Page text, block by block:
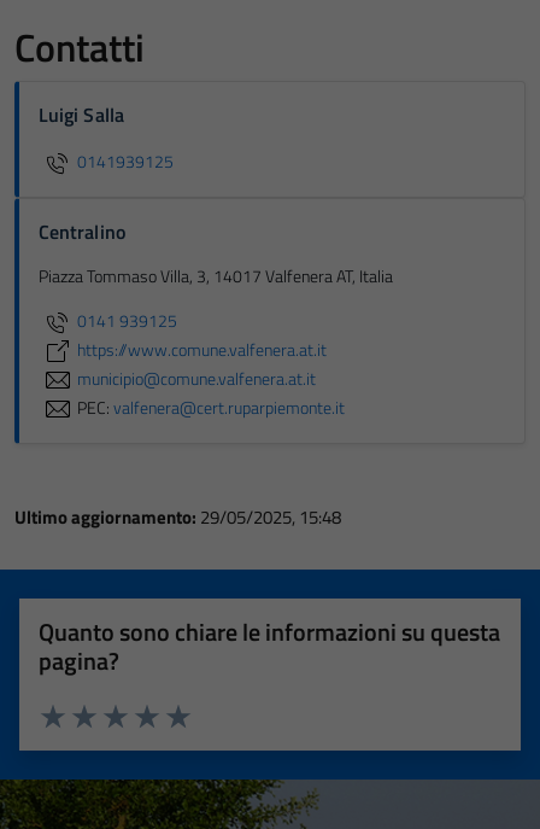
Contatti
Luigi Salla
0141939125
Centralino
Piazza Tommaso Villa, 3, 14017 Valfenera AT, Italia
0141 939125
https://www.comune.valfenera.at.it
municipio@comune.valfenera.at.it
PEC:valfenera@cert.ruparpiemonte.it
Ultimo aggiornamento: 29/05/2025, 15:48
Quanto sono chiare le informazioni su questa
pagina?
Valuta 5 stelle su 5
Valuta 4 stelle su 5
Valuta 3 stelle su 5
Valuta 2 stelle su 5
Valuta 1 stelle su 5